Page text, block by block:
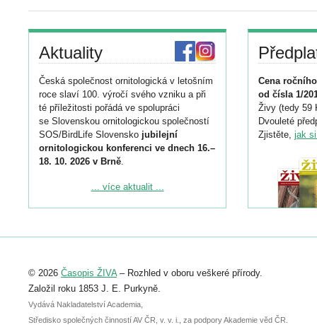
Aktuality
Česká společnost ornitologická v letošním
roce slaví 100. výročí svého vzniku a při
té příležitosti pořádá ve spolupráci
se Slovenskou ornitologickou společností
SOS/BirdLife Slovensko jubilejní
ornitologickou konferenci ve dnech 16.–
18. 10. 2026 v Brně.
Podrobnější informace ke konferenci
Registrovat se můžete do 6. září.
abstraktu přihlášené přednášky nebo
posteru je už 30. června.
... více aktualit ...
Cena
od čísla 1/
Živy (tedy 59
Dvouleté
Zjistěte, jak
© 2026 Časopis ŽIVA– Rozhled v oboru veškeré přírody.
Založil roku 1853 J. E. Purkyně.
Vydává Nakladatelství Academia,
Středisko společných činností AV ČR, v. v. i., za podpory Akademie věd ČR.